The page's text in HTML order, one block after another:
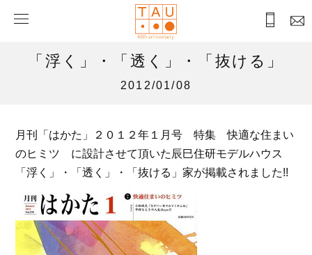
「浮く」・「透く」・「抜ける」
2012/01/08
月刊「はかた」２０１２年１月号 特集 快適な住まい
のヒミツ に設計させて頂いた辰巳住研モデルハウス
「浮く」・「透く」・「抜ける」家が掲載されました!!